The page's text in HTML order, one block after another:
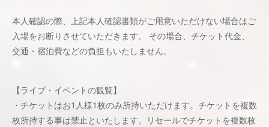
本人確認の際、上記本人確認書類がご用意いただけない場合はご
入場をお断りさせていただきます。 その場合、チケット代金、
交通・宿泊費などの負担もいたしません。
【ライブ・イベントの観覧】
・チケットはお1人様1枚のみ所持いただけます。チケットを複数
枚所持する事は禁止といたします。リセールでチケットを複数枚